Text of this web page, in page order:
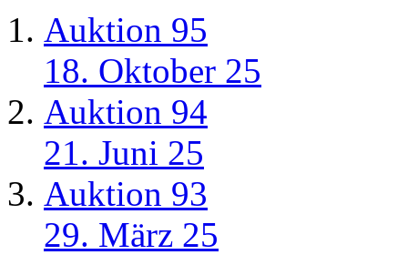
Auktion 95
18. Oktober 25
Auktion 94
21. Juni 25
Auktion 93
29. März 25